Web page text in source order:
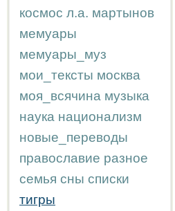
космос л.а. мартынов
мемуары
мемуары_муз
мои_тексты москва
моя_всячина музыка
наука национализм
новые_переводы
православие разное
семья сны списки
тигры